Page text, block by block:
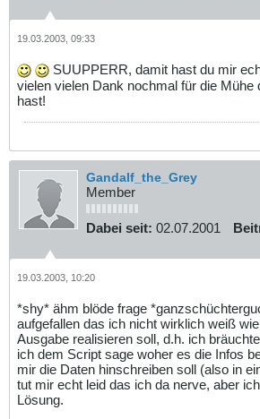
19.03.2003, 09:33
SUUPPERR, damit hast du mir
vielen vielen Dank nochmal für die Mühe
hast!
Gandalf_the_Grey
Member
Dabei seit: 02.07.2001
19.03.2003, 10:20
*shy* ähm blöde frage
aufgefallen das ich nicht wirklich weiß
Ausgabe realisieren soll, d.h. ich
ich dem Script sage woher es die Infos
mir die Daten hinschreiben soll (also in
tut mir echt leid das ich da nerve, aber
Lösung.